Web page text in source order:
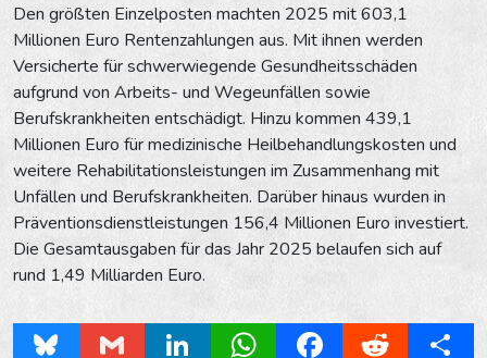
Den größten Einzelposten machten 2025 mit 603,1
Millionen Euro Rentenzahlungen aus. Mit ihnen werden
Versicherte für schwerwiegende Gesundheitsschäden
aufgrund von Arbeits- und Wegeunfällen sowie
Berufskrankheiten entschädigt. Hinzu kommen 439,1
Millionen Euro für medizinische Heilbehandlungskosten und
weitere Rehabilitationsleistungen im Zusammenhang mit
Unfällen und Berufskrankheiten. Darüber hinaus wurden in
Präventionsdienstleistungen 156,4 Millionen Euro investiert.
Die Gesamtausgaben für das Jahr 2025 belaufen sich auf
rund 1,49 Milliarden Euro.
Bluesky Gmail LinkedInWhatsAppFacebookReddit Share